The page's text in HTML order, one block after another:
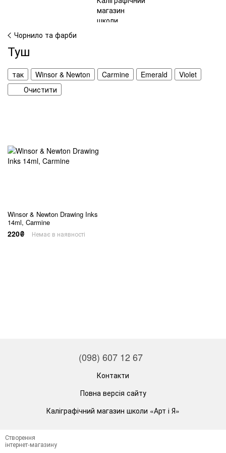
Чорнило та фарби
Туш
так Winsor & Newton Carmine Emerald
Violet
Очистити
Winsor & Newton Drawing Inks
14ml, Carmine
220₴ Немає в наявності
(098) 607 12 67
Контакти
Повна версія сайту
Каліграфічний магазин школи «Арт і Я»
Створення
інтернет-магазину